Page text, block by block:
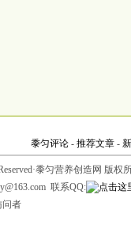
黍匀评论 - 推荐文章 -
黍匀营养创造网 版权
联系QQ:
问者